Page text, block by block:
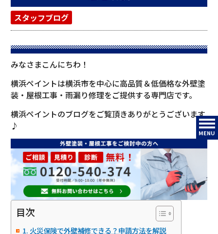
MENU
スタッフブログ
みなさまこんにちわ！
横浜ペイントは横浜市を中心に高品質＆低価格な外壁塗
装・屋根工事・雨漏り修理をご提供する専門店です。
横浜ペイントのブログをご覧頂きありがとうございます
♪
目次
火災保険で外壁補修できる？申請方法を解説